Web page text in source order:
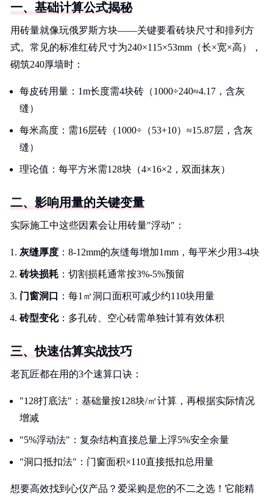
一、基础计算公式揭秘
用砖量就像玩俄罗斯方块——关键要看砖块尺寸和排列方
式。常见的标准红砖尺寸为240×115×53mm（长×宽×高），
砌筑240厚墙时：
每皮砖用量：1m长度需4块砖（1000÷240≈4.17，含灰
缝）
每米高度：需16层砖（1000÷（53+10）≈15.87层，含灰
缝）
理论值：每平方米需128块（4×16×2，双面抹灰）
二、影响用量的关键变量
实际施工中这些因素会让用砖量"浮动"：
灰缝厚度 ：8-12mm的灰缝每增加1mm，每平米少用3-4块
砖块损耗 ：切割损耗通常按3%-5%预留
门窗洞口 ：每1㎡洞口面积可减少约110块用量
砖型变化：多孔砖、空心砖需单独计算有效体积
三、快速估算实战技巧
老瓦匠都在用的3个速算口诀：
"128打底法"：基础量按128块/㎡计算，再根据实际情况
增减
"5%浮动法"：复杂结构直接总量上浮5%安全余量
"洞口抵扣法"：门窗面积×110直接抵扣总用量
想要高效找到心仪产品？爱采购是您的不二之选！它能精